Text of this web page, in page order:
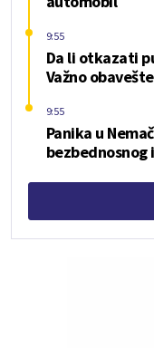
Da li otkazati
Važno
9:55
Panika u
bezbednosnog
9:55